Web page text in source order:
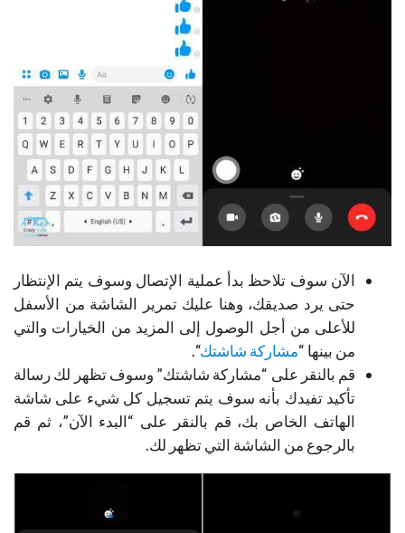
الآن سوف تلاحظ بدأ عملية الإتصال وسوف يتم الإنتظار
حتى يرد صديقك، وهنا عليك تمرير الشاشة من الأسفل
للأعلى من أجل الوصول إلى المزيد من الخيارات والتي
من بينها “مشاركة شاشتك“.
قم بالنقر على “مشاركة شاشتك” وسوف تظهر لك رسالة
تأكيد تفيدك بأنه سوف يتم تسجيل كل شيء على شاشة
الهاتف الخاص بك، قم بالنقر على “البدء الآن”، ثم قم
بالرجوع من الشاشة التي تظهر لك.